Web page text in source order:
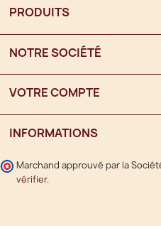
PRODUITS
NOTRE SOCIÉTÉ
VOTRE COMPTE
INFORMATIONS
Marchand approuvé par la
vérifier.